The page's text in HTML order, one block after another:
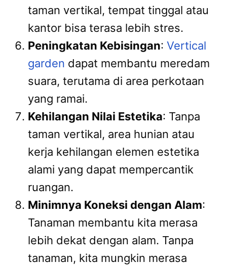
taman vertikal, tempat tinggal atau
kantor bisa terasa lebih stres.
Peningkatan Kebisingan: Vertical
garden dapat membantu meredam
suara, terutama di area perkotaan
yang ramai.
Kehilangan Nilai Estetika: Tanpa
taman vertikal, area hunian atau
kerja kehilangan elemen estetika
alami yang dapat mempercantik
ruangan.
Minimnya Koneksi dengan Alam:
Tanaman membantu kita merasa
lebih dekat dengan alam. Tanpa
tanaman, kita mungkin merasa